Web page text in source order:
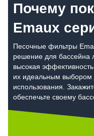
Почему
Emaux
Песочные фильтры
решение для бассейна
высокая
их идеальным выбором
использования.
обеспечьте своему